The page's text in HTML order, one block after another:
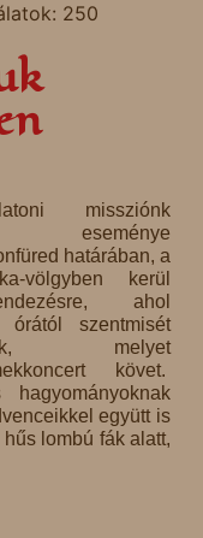
250
missziónk
eseménye
határában, a
völgyben kerül
ahol
órától szentmisét
melyet
követ.
együtt is
lombú fák alatt,